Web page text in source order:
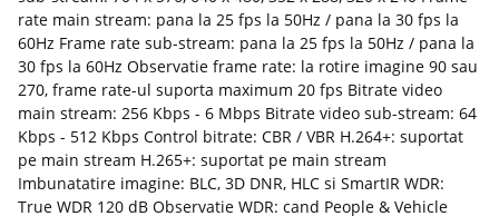
rate main stream: pana la 25 fps la 50Hz / pana la 30 fps la
60Hz Frame rate sub-stream: pana la 25 fps la 50Hz / pana la
30 fps la 60Hz Observatie frame rate: la rotire imagine 90 sau
270, frame rate-ul suporta maximum 20 fps Bitrate video
main stream: 256 Kbps - 6 Mbps Bitrate video sub-stream: 64
Kbps - 512 Kbps Control bitrate: CBR / VBR H.264+: suportat
pe main stream H.265+: suportat pe main stream
Imbunatatire imagine: BLC, 3D DNR, HLC si SmartIR WDR:
True WDR 120 dB Observatie WDR: cand People & Vehicle